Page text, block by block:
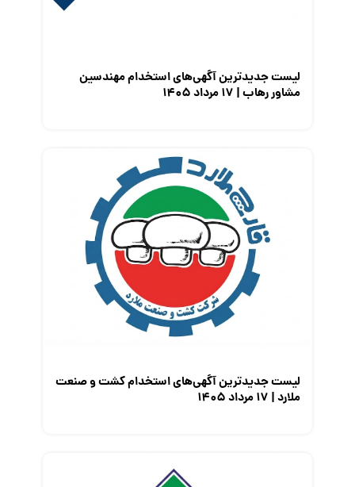
لیست جدیدترین آگهی‌های استخدام مهندسین
مشاور رهاب | ۱۷ مرداد ۱۴۰۵
لیست جدیدترین آگهی‌های استخدام کشت و صنعت
ملارد | ۱۷ مرداد ۱۴۰۵